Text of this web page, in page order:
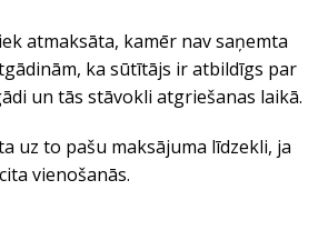
atmaksāta, kamēr nav saņemta
ka sūtītājs ir atbildīgs par
un tās stāvokli atgriešanas laikā.
uz to pašu maksājuma līdzekli, ja
vienošanās.